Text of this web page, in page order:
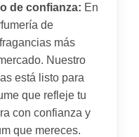
de confianza: En
de
más
Nuestro
está listo para
que refleje tu
con confianza y
que mereces.